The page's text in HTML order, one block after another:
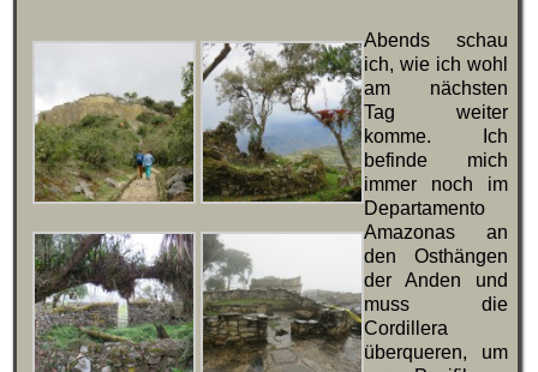
Abends schau
ich, wie ich wohl
am nächsten
Tag weiter
komme. Ich
befinde mich
immer noch im
Departamento
Amazonas an
den Osthängen
der Anden und
muss die
Cordillera
überqueren, um